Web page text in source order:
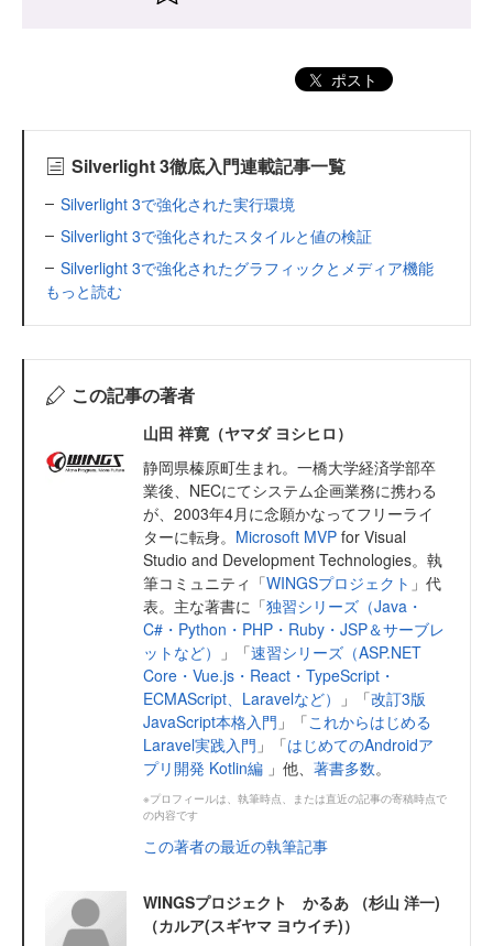
ポスト
Silverlight 3徹底入門連載記事一覧
Silverlight 3で強化された実行環境
Silverlight 3で強化されたスタイルと値の検証
Silverlight 3で強化されたグラフィックとメディア機能
もっと読む
この記事の著者
山田 祥寛（ヤマダ ヨシヒロ）
静岡県榛原町生まれ。一橋大学経済学部卒
業後、NECにてシステム企画業務に携わる
が、2003年4月に念願かなってフリーライ
ターに転身。 Microsoft MVP for Visual
Studio and Development Technologies。執
筆コミュニティ「WINGSプロジェクト 」代
表。主な著書に「独習シリーズ（Java・
C#・Python・PHP・Ruby・JSP＆サーブレ
ットなど）
」「速習シリーズ（ASP.NET
Core・Vue.js・React・TypeScript・
ECMAScript、Laravelなど）
」「改訂3版
JavaScript本格入門 」「これからはじめる
Laravel実践入門 」「はじめてのAndroidア
プリ開発 Kotlin編 」他、 著書多数。
※プロフィールは、執筆時点、または直近の記事の寄稿時点で
の内容です
この著者の最近の執筆記事
WINGSプロジェクト かるあ （杉山 洋一)
（カルア(スギヤマ ヨウイチ)）